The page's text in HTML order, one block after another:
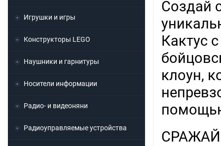
Создай
Кактус
клоун,
Игрушки и игры
Конструкторы LEGO
Наушники и гарнитуры
Носители информации
Радио- и видеоняни
Радиоуправляемые устройства